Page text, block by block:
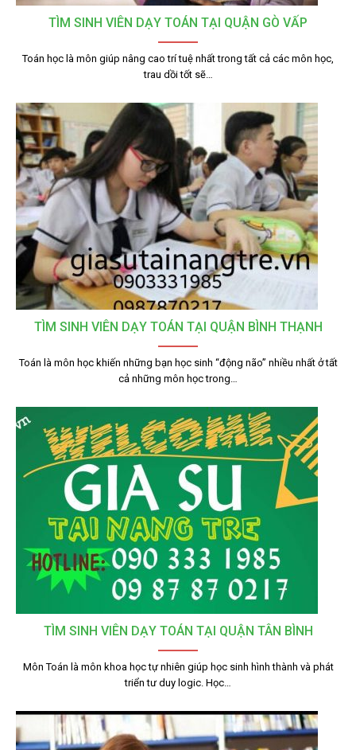
TÌM SINH VIÊN DẠY TOÁN TẠI QUẬN GÒ VẤP
Toán học là môn giúp nâng cao trí tuệ nhất trong tất cả các môn học,
trau dồi tốt sẽ…
TÌM SINH VIÊN DẠY TOÁN TẠI QUẬN BÌNH THẠNH
Toán là môn học khiến những bạn học sinh “động não” nhiều nhất ở tất
cả những môn học trong…
TÌM SINH VIÊN DẠY TOÁN TẠI QUẬN TÂN BÌNH
Môn Toán là môn khoa học tự nhiên giúp học sinh hình thành và phát
triển tư duy logic. Học…